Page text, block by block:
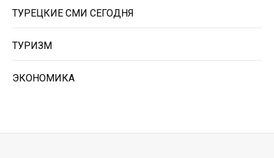
ТУРЕЦКИЕ СМИ СЕГОДНЯ
ТУРИЗМ
ЭКОНОМИКА